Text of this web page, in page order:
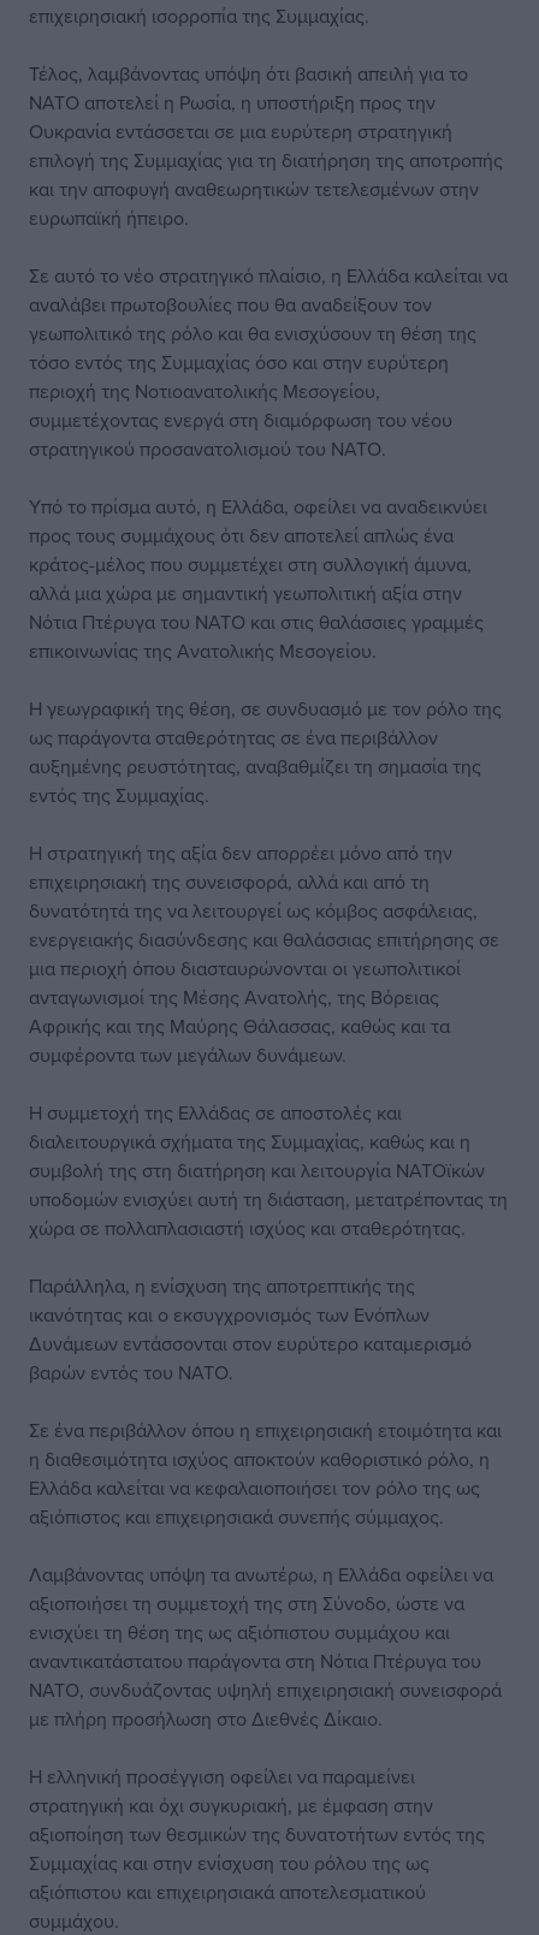
επιχειρησιακή ισορροπία της Συμμαχίας.
Τέλος, λαμβάνοντας υπόψη ότι βασική απειλή για το
ΝΑΤΟ αποτελεί η Ρωσία, η υποστήριξη προς την
Ουκρανία εντάσσεται σε μια ευρύτερη στρατηγική
επιλογή της Συμμαχίας για τη διατήρηση της αποτροπής
και την αποφυγή αναθεωρητικών τετελεσμένων στην
ευρωπαϊκή ήπειρο.
Σε αυτό το νέο στρατηγικό πλαίσιο, η Ελλάδα καλείται να
αναλάβει πρωτοβουλίες που θα αναδείξουν τον
γεωπολιτικό της ρόλο και θα ενισχύσουν τη θέση της
τόσο εντός της Συμμαχίας όσο και στην ευρύτερη
περιοχή της Νοτιοανατολικής Μεσογείου,
συμμετέχοντας ενεργά στη διαμόρφωση του νέου
στρατηγικού προσανατολισμού του ΝΑΤΟ.
Υπό το πρίσμα αυτό, η Ελλάδα, οφείλει να αναδεικνύει
προς τους συμμάχους ότι δεν αποτελεί απλώς ένα
κράτος-μέλος που συμμετέχει στη συλλογική άμυνα,
αλλά μια χώρα με σημαντική γεωπολιτική αξία στην
Νότια Πτέρυγα του ΝΑΤΟ και στις θαλάσσιες γραμμές
επικοινωνίας της Ανατολικής Μεσογείου.
Η γεωγραφική της θέση, σε συνδυασμό με τον ρόλο της
ως παράγοντα σταθερότητας σε ένα περιβάλλον
αυξημένης ρευστότητας, αναβαθμίζει τη σημασία της
εντός της Συμμαχίας.
Η στρατηγική της αξία δεν απορρέει μόνο από την
επιχειρησιακή της συνεισφορά, αλλά και από τη
δυνατότητά της να λειτουργεί ως κόμβος ασφάλειας,
ενεργειακής διασύνδεσης και θαλάσσιας επιτήρησης σε
μια περιοχή όπου διασταυρώνονται οι γεωπολιτικοί
ανταγωνισμοί της Μέσης Ανατολής, της Βόρειας
Αφρικής και της Μαύρης Θάλασσας, καθώς και τα
συμφέροντα των μεγάλων δυνάμεων.
Η συμμετοχή της Ελλάδας σε αποστολές και
διαλειτουργικά σχήματα της Συμμαχίας, καθώς και η
συμβολή της στη διατήρηση και λειτουργία ΝΑΤΟϊκών
υποδομών ενισχύει αυτή τη διάσταση, μετατρέποντας τη
χώρα σε πολλαπλασιαστή ισχύος και σταθερότητας.
Παράλληλα, η ενίσχυση της αποτρεπτικής της
ικανότητας και ο εκσυγχρονισμός των Ενόπλων
Δυνάμεων εντάσσονται στον ευρύτερο καταμερισμό
βαρών εντός του ΝΑΤΟ.
Σε ένα περιβάλλον όπου η επιχειρησιακή ετοιμότητα και
η διαθεσιμότητα ισχύος αποκτούν καθοριστικό ρόλο, η
Ελλάδα καλείται να κεφαλαιοποιήσει τον ρόλο της ως
αξιόπιστος και επιχειρησιακά συνεπής σύμμαχος.
Λαμβάνοντας υπόψη τα ανωτέρω, η Ελλάδα οφείλει να
αξιοποιήσει τη συμμετοχή της στη Σύνοδο, ώστε να
ενισχύει τη θέση της ως αξιόπιστου συμμάχου και
αναντικατάστατου παράγοντα στη Νότια Πτέρυγα του
ΝΑΤΟ, συνδυάζοντας υψηλή επιχειρησιακή συνεισφορά
με πλήρη προσήλωση στο Διεθνές Δίκαιο.
Η ελληνική προσέγγιση οφείλει να παραμείνει
στρατηγική και όχι συγκυριακή, με έμφαση στην
αξιοποίηση των θεσμικών της δυνατοτήτων εντός της
Συμμαχίας και στην ενίσχυση του ρόλου της ως
αξιόπιστου και επιχειρησιακά αποτελεσματικού
συμμάχου.